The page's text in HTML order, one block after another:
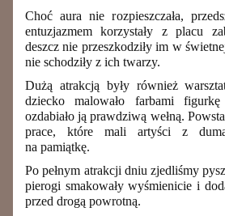
Choć aura nie rozpieszczała,
entuzjazmem korzystały z placu
deszcz nie przeszkodziły im w
nie schodziły z ich twarzy.
Dużą atrakcją były również
dziecko malowało farbami
ozdabiało ją prawdziwą wełną.
prace, które mali artyści z
na pamiątkę.
Po pełnym atrakcji dniu zjedliśmy
pierogi smakowały wyśmienicie i
przed drogą powrotną.